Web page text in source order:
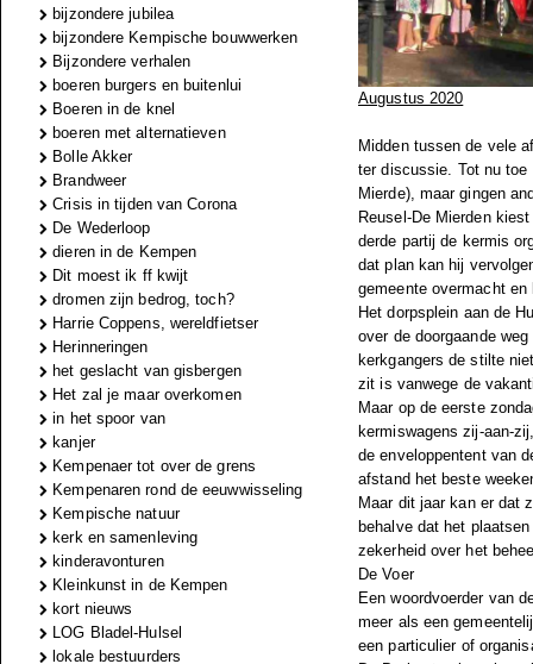
bijzondere jubilea
bijzondere Kempische bouwwerken
Bijzondere verhalen
boeren burgers en buitenlui
Boeren in de knel
boeren met alternatieven
Bolle Akker
Brandweer
Crisis in tijden van Corona
De Wederloop
dieren in de Kempen
Dit moest ik ff kwijt
dromen zijn bedrog, toch?
Harrie Coppens, wereldfietser
Herinneringen
het geslacht van gisbergen
Het zal je maar overkomen
in het spoor van
kanjer
Kempenaer tot over de grens
Kempenaren rond de eeuwwisseling
Kempische natuur
kerk en samenleving
kinderavonturen
Kleinkunst in de Kempen
kort nieuws
LOG Bladel-Hulsel
lokale bestuurders
Augustus 2020
Midden tussen de vele
ter discussie. Tot nu toe
Mierde), maar gingen
Reusel-De Mierden
derde partij de kermis
dat plan kan hij
gemeente overmacht en
Het dorpsplein aan de
over de doorgaande
kerkgangers de stilte
zit is vanwege de
Maar op de eerste
kermiswagens zij-aan-
de enveloppentent van
afstand het beste
Maar dit jaar kan er dat
behalve dat het
zekerheid over het
De Voer
Een woordvoerder van
meer als een
een particulier of